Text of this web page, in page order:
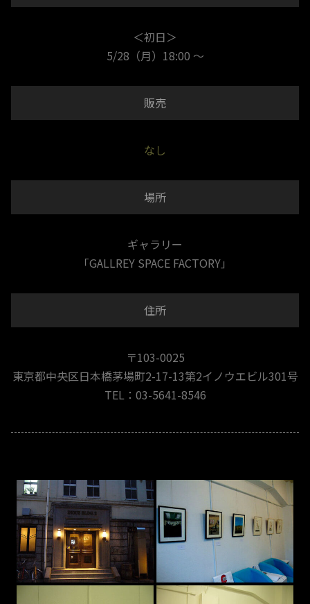
＜初日＞
5/28（月）18:00 ～
販売
なし
場所
ギャラリー
「GALLREY SPACE FACTORY」
住所
〒103-0025
東京都中央区日本橋茅場町2-17-13第2イノウエビル301号
TEL：03-5641-8546